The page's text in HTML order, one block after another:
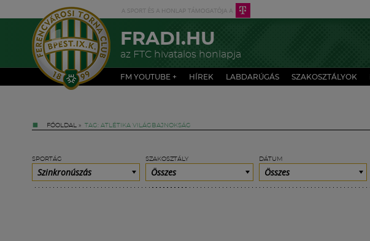
FRADI.HU
az FTC hivatalos honlapja
FM YOUTUBE + HÍREK LABDARÚGÁS SZAKOSZTÁLYOK
FŐOLDAL » TAG: ATLÉTIKA VILÁGBAJNOKSÁG
SPORTÁG
Szinkronúszás
SZAKOSZTÁLY
Összes
DÁTUM
Összes